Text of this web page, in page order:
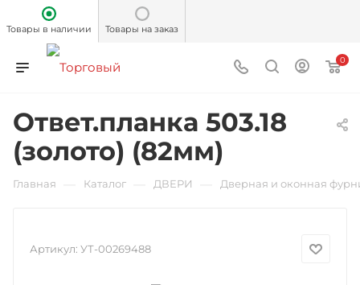
Товары в наличии Товары на заказ
0
Ответ.планка 503.18
(золото) (82мм)
Главная Каталог ДВЕРИ Дверная и оконная
Артикул: УТ-00269488